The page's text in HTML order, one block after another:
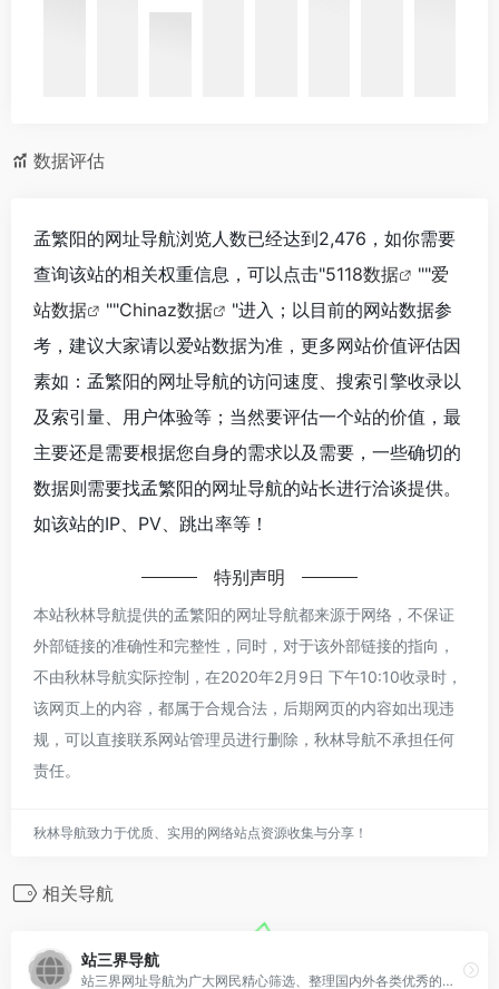
数据评估
孟繁阳的网址导航浏览人数已经达到2,476，如你需要
查询该站的相关权重信息，可以点击"5118数据 ""爱
站数据
""Chinaz数据
"进入；以目前的网站数据参
考，建议大家请以爱站数据为准，更多网站价值评估因
素如：孟繁阳的网址导航的访问速度、搜索引擎收录以
及索引量、用户体验等；当然要评估一个站的价值，最
主要还是需要根据您自身的需求以及需要，一些确切的
数据则需要找孟繁阳的网址导航的站长进行洽谈提供。
如该站的IP、PV、跳出率等！
特别声明
本站秋林导航提供的孟繁阳的网址导航都来源于网络，不保证
外部链接的准确性和完整性，同时，对于该外部链接的指向，
不由秋林导航实际控制，在2020年2月9日 下午10:10收录时，
该网页上的内容，都属于合规合法，后期网页的内容如出现违
规，可以直接联系网站管理员进行删除，秋林导航不承担任何
责任。
秋林导航致力于优质、实用的网络站点资源收集与分享！
相关导航
站三界导航
站三界网址导航为广大网民精心筛选、整理国内外各类优秀的网站大全，提供专业的互联网资源导航服务。